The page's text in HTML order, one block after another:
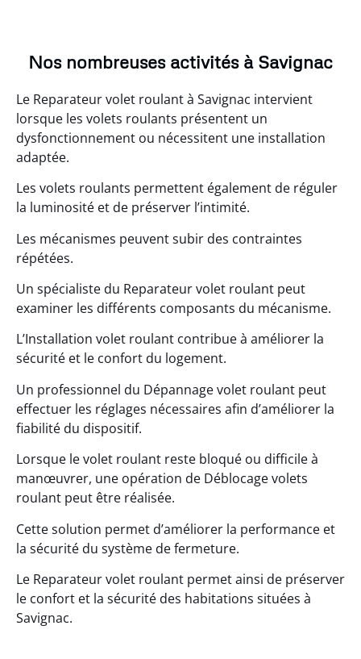
Nos nombreuses activités à Savignac
Le Reparateur volet roulant à Savignac intervient
lorsque les volets roulants présentent un
dysfonctionnement ou nécessitent une installation
adaptée.
Les volets roulants permettent également de réguler
la luminosité et de préserver l’intimité.
Les mécanismes peuvent subir des contraintes
répétées.
Un spécialiste du Reparateur volet roulant peut
examiner les différents composants du mécanisme.
L’Installation volet roulant contribue à améliorer la
sécurité et le confort du logement.
Un professionnel du Dépannage volet roulant peut
effectuer les réglages nécessaires afin d’améliorer la
fiabilité du dispositif.
Lorsque le volet roulant reste bloqué ou difficile à
manœuvrer, une opération de Déblocage volets
roulant peut être réalisée.
Cette solution permet d’améliorer la performance et
la sécurité du système de fermeture.
Le Reparateur volet roulant permet ainsi de préserver
le confort et la sécurité des habitations situées à
Savignac.